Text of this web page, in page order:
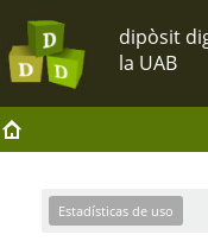
Estadísticas de uso